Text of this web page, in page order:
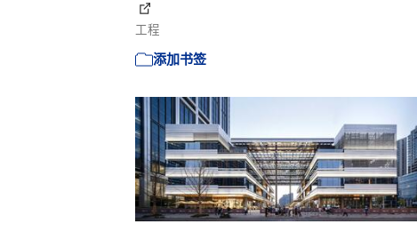
工程
添加书签